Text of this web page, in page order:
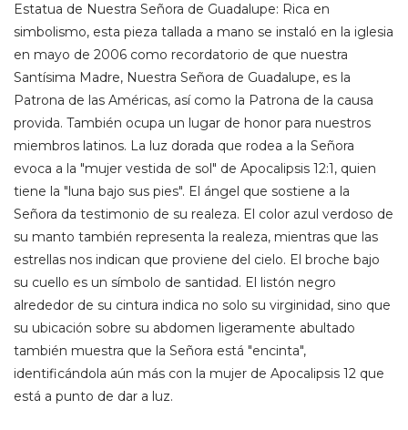
Estatua de Nuestra Señora de Guadalupe: Rica en
simbolismo, esta pieza tallada a mano se instaló en la iglesia
en mayo de 2006 como recordatorio de que nuestra
Santísima Madre, Nuestra Señora de Guadalupe, es la
Patrona de las Américas, así como la Patrona de la causa
provida. También ocupa un lugar de honor para nuestros
miembros latinos. La luz dorada que rodea a la Señora
evoca a la "mujer vestida de sol" de Apocalipsis 12:1, quien
tiene la "luna bajo sus pies". El ángel que sostiene a la
Señora da testimonio de su realeza. El color azul verdoso de
su manto también representa la realeza, mientras que las
estrellas nos indican que proviene del cielo. El broche bajo
su cuello es un símbolo de santidad. El listón negro
alrededor de su cintura indica no solo su virginidad, sino que
su ubicación sobre su abdomen ligeramente abultado
también muestra que la Señora está "encinta",
identificándola aún más con la mujer de Apocalipsis 12 que
está a punto de dar a luz.